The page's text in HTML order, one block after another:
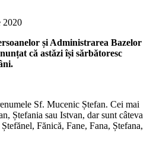
2020
și Administrarea Bazelor
că astăzi își sărbătoresc
Sf. Mucenic Ștefan. Cei mai
Ștefania sau Istvan, dar sunt câteva
Fănică, Fane, Fana, Ștefana,